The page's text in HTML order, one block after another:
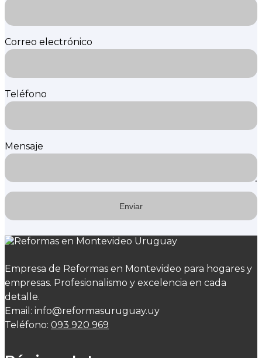
Correo electrónico
Teléfono
Mensaje
Empresa de Reformas en Montevideo para hogares y
empresas. Profesionalismo y excelencia en cada
detalle.
Email: info@reformasuruguay.uy
Teléfono: 093 920 969